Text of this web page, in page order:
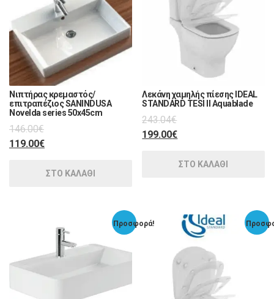
Νιπτήρας κρεμαστός/
επιτραπέζιος SANINDUSA
Novelda series 50x45cm
146.00€
119.00€
ΣΤΟ ΚΑΛΑΘΙ
Λεκάνη χαμηλής πίεσης IDEAL
STANDARD TESI II Aquablade
243.04€
199.00€
ΣΤΟ ΚΑΛΑΘΙ
Προσφορά!